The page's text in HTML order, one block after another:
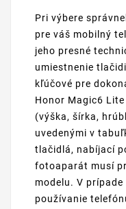
Pri výbere
pre váš mobilný
jeho presné
umiestnenie
kľúčové pre
Honor Magic6
(výška, šírka,
uvedenými v
tlačidlá, nabíjací
fotoaparát musí
modelu. V
používanie